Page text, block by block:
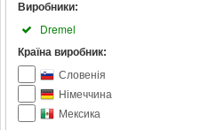
Виробники:
Dremel
Країна виробник:
Словенія
Німеччина
Мексика